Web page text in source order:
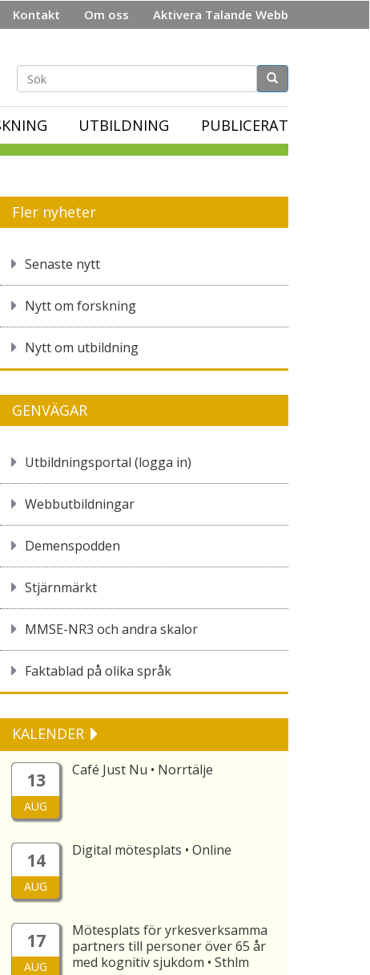
Kontakt Om oss Aktivera Talande Webb
Sökformulär
UTBILDNING PUBLICERAT
Fler nyheter
Senaste nytt
Nytt om forskning
Nytt om utbildning
GENVÄGAR
Utbildningsportal (logga in)
Webbutbildningar
Demenspodden
Stjärnmärkt
MMSE-NR3 och andra skalor
Faktablad på olika språk
KALENDER
13
AUG
Café Just Nu • Norrtälje
14
AUG
Digital mötesplats • Online
17
AUG
Mötesplats för yrkesverksamma
partners till personer över 65 år
med kognitiv sjukdom • Sthlm